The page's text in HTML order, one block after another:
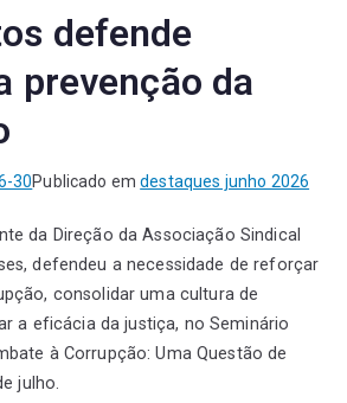
defende
prevenção da
30Publicado emdestaques junho 2026
da Direção da Associação Sindical
defendeu a necessidade de reforçar
consolidar uma cultura de
a eficácia da justiça, no Seminário
à Corrupção: Uma Questão de
julho.